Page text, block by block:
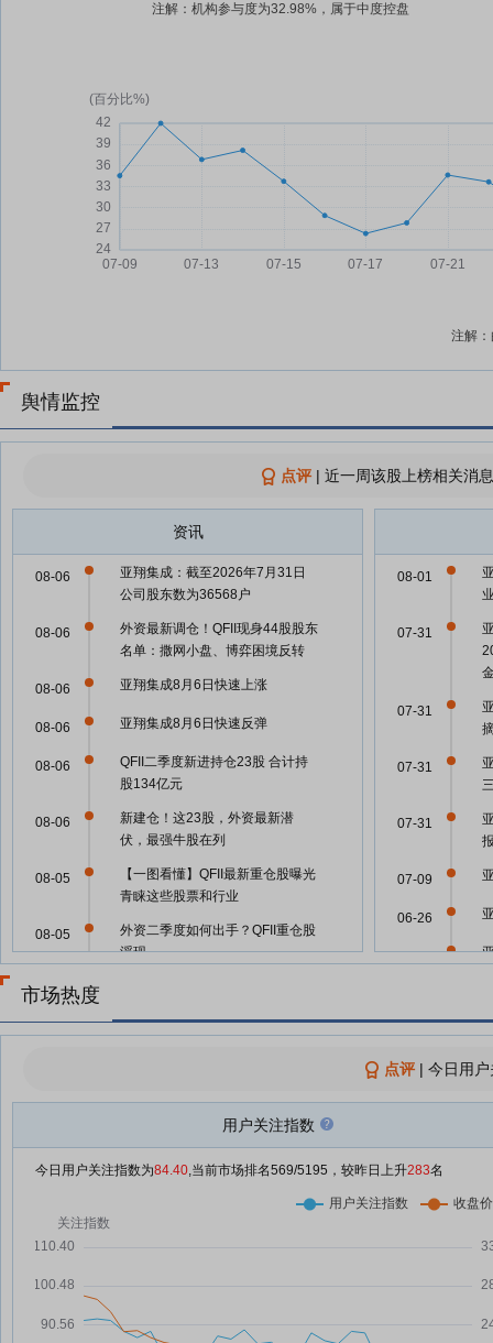
注解：机构参与度为32.98%，属于中度控盘
注解
舆情监控
点评| 近一周该股上榜相关消
资讯
亚翔集成：截至2026年7月31日
公司股东数为36568户
08-06
外资最新调仓！QFII现身44股股东
名单：撒网小盘、博弈困境反转
08-06
亚翔集成8月6日快速上涨
08-06
亚翔集成8月6日快速反弹
08-06
QFII二季度新进持仓23股 合计持
股134亿元
08-06
新建仓！这23股，外资最新潜
伏，最强牛股在列
08-06
【一图看懂】QFII最新重仓股曝光
青睐这些股票和行业
08-05
外资二季度如何出手？QFII重仓股
浮现
08-05
08-05
亚翔集成8月5日盘中涨幅达5%
08-04
08-04
08-04
08-01
07-31
07-31
07-31
07-31
07-09
06-26
06-12
06-09
05-20
市场热度
点评| 今日用
用户关注指数
今日用户关注指数为84.40,当前市场排名569/5195，较昨日上升283名